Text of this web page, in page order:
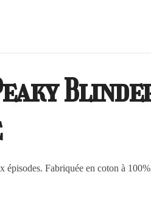
épisodes. Fabriquée en coton à